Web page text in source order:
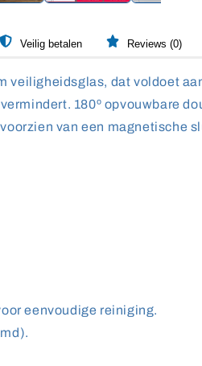
Veilig betalen Reviews (0)
veiligheidsglas, dat voldoet
180º opvouwbare
van een magnetische
eenvoudige reiniging.